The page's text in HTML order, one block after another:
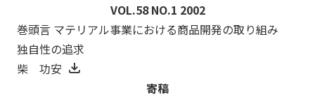
VOL.58 NO.1 2002
巻頭言 マテリアル事業における商品開発の取り組み
独自性の追求
柴 功安
寄稿